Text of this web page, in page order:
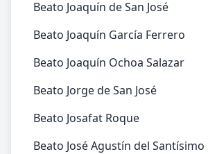
Beato Joaquín de San José
Beato Joaquín García Ferrero
Beato Joaquín Ochoa Salazar
Beato Jorge de San José
Beato Josafat Roque
Beato José Agustín del